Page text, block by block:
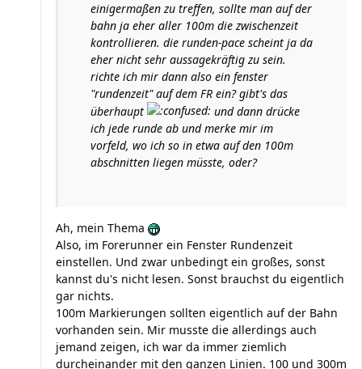
einigermaßen zu treffen, sollte man auf der
bahn ja eher aller 100m die zwischenzeit
kontrollieren. die runden-pace scheint ja da
eher nicht sehr aussagekräftig zu sein.
richte ich mir dann also ein fenster
"rundenzeit" auf dem FR ein? gibt's das
überhaupt
und dann drücke
ich jede runde ab und merke mir im
vorfeld, wo ich so in etwa auf den 100m
abschnitten liegen müsste, oder?
Ah, mein Thema
Also, im Forerunner ein Fenster Rundenzeit
einstellen. Und zwar unbedingt ein großes, sonst
kannst du's nicht lesen. Sonst brauchst du eigentlich
gar nichts.
100m Markierungen sollten eigentlich auf der Bahn
vorhanden sein. Mir musste die allerdings auch
jemand zeigen, ich war da immer ziemlich
durcheinander mit den ganzen Linien. 100 und 300m